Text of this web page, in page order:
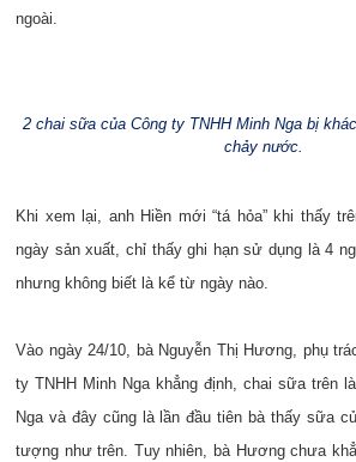
ngoài.
2 chai sữa của Công ty TNHH Minh Nga bị
chảy nước.
Khi xem lại, anh Hiền mới “tá hỏa” khi thấy
ngày sản xuất, chỉ thấy ghi hạn sử dụng là 4
nhưng không biết là kể từ ngày nào.
Vào ngày 24/10, bà Nguyễn Thị Hương, phụ
ty TNHH Minh Nga khẳng định, chai sữa trên
Nga và đây cũng là lần đầu tiên bà thấy sữa
tượng như trên. Tuy nhiên, bà Hương chưa